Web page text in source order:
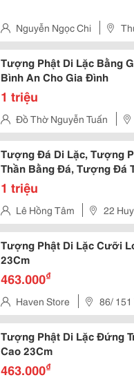
Nguyễn Ngọc Chi
Tượng Phật Di Lặc Bằng
Bình An Cho Gia Đình
1 triệu
Đồ Thờ Nguyễn Tuấn
Đức – Hà Nội
Tượng Đá Di Lặc, Tượng
Thần Bằng Đá, Tượng Đá
Tượng Di Lặc Bằng Đá,
1 triệu
Lê Hồng Tâm
22
Sơn. Tp.đà Nẵng
Tượng Phật Di Lặc Cưỡi
23Cm
463.000₫
Haven Store
86/
Bình
Tượng Phật Di Lặc Đứng
Cao 23Cm
463.000₫